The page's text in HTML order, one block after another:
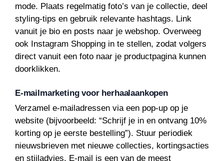
mode. Plaats regelmatig foto’s van je collectie, deel
styling-tips en gebruik relevante hashtags. Link
vanuit je bio en posts naar je webshop. Overweeg
ook Instagram Shopping in te stellen, zodat volgers
direct vanuit een foto naar je productpagina kunnen
doorklikken.
E-mailmarketing voor herhaalaankopen
Verzamel e-mailadressen via een pop-up op je
website (bijvoorbeeld: “Schrijf je in en ontvang 10%
korting op je eerste bestelling”). Stuur periodiek
nieuwsbrieven met nieuwe collecties, kortingsacties
en stijladvies. E-mail is een van de meest